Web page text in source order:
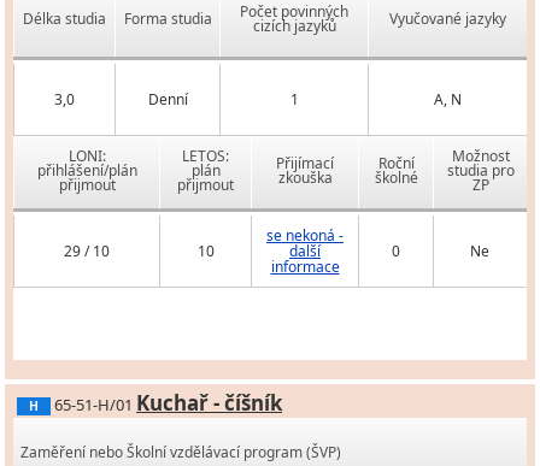
Délka studia Forma studia Počet povinných
cizích jazyků Vyučované jazyky
3,0 Denní 1 A, N
LONI:
přihlášení/plán
přijmout
LETOS:
plán
přijmout
Přijímací
zkouška
Roční
školné
Možnost
studia pro
ZP
29 / 10 10
se nekoná -
další
informace
0 Ne
H 65-51-H/01 Kuchař - číšník
Zaměření nebo Školní vzdělávací program (ŠVP)